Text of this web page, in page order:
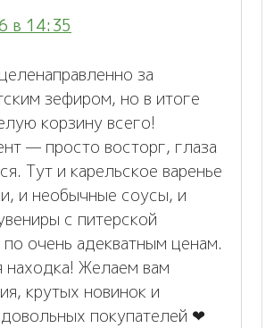
в 14:35
за
зефиром, но в итоге
корзину всего!
— просто восторг, глаза
Тут и карельское варенье
и необычные соусы, и
с питерской
очень адекватным ценам.
находка! Желаем вам
крутых новинок и
покупателей ❤